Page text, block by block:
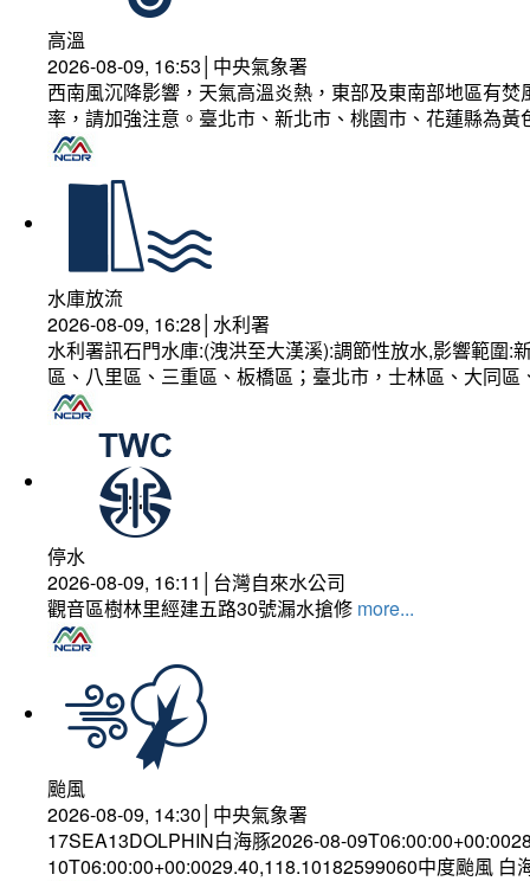
高溫
2026-08-09, 16:53│中央氣象署
西南風沉降影響，天氣高溫炎熱，東部及東南部地區有
率，請加強注意。臺北市、新北市、桃園市、花蓮縣為
水庫放流
2026-08-09, 16:28│水利署
水利署訊石門水庫:(洩洪至大漢溪):調節性放水,影響範圍
區、八里區、三重區、板橋區；臺北市，士林區、大同
停水
2026-08-09, 16:11│台灣自來水公司
觀音區樹林里經建五路30號漏水搶修 more...
颱風
2026-08-09, 14:30│中央氣象署
17SEA13DOLPHIN白海豚2026-08-
10T06:00:00+00:0029.40,118.10182599060中度颱風 白